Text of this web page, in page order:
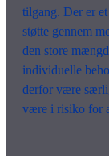
tilgang. Der er
støtte gennem
den store
individuelle
derfor være
være i risiko for